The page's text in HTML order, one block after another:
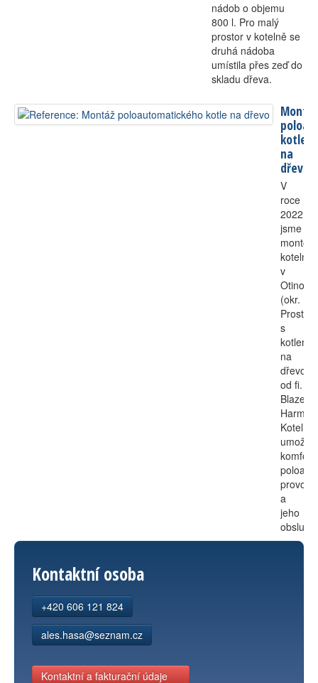
nádob o objemu
800 l. Pro malý
prostor v kotelně se
druhá nádoba
umístila přes zeď do
skladu dřeva.
Montáž
kotle
na
dřevo
V
roce
2022
jsme
kotelnu
v
Otinovsi
(okr.
s
kotlem
na
dřevo
od fi.
Blaze
Kotel
provoz
a
jeho
obsluhu.
Kontaktní osoba
+420 606 121 824
ales.hasa@seznam.cz
Kontaktní a fakturační údaje